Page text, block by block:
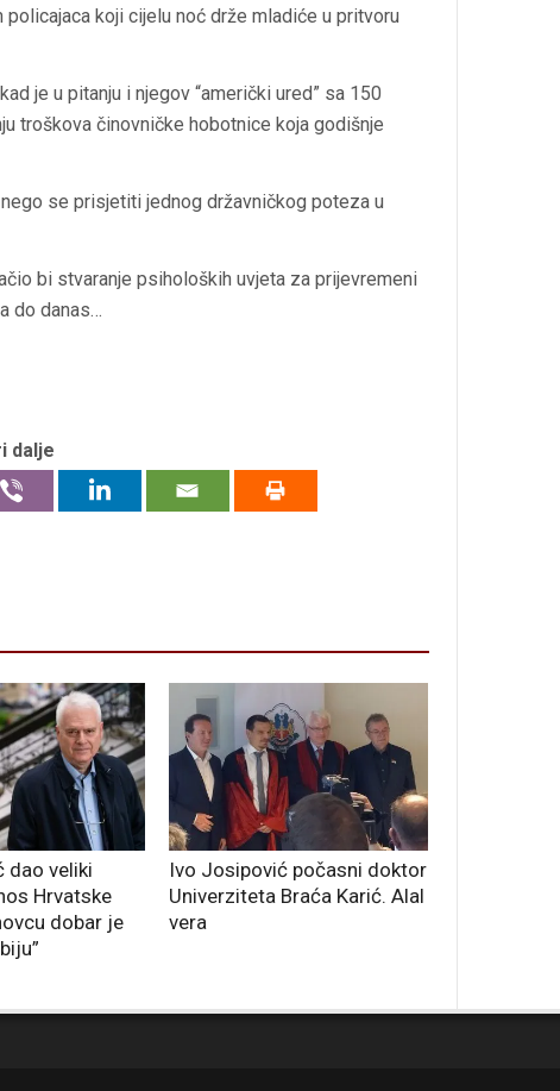
koji cijelu noć drže mladiće u pritvoru
je u pitanju i njegov “američki ured” sa 150
troškova činovničke hobotnice koja godišnje
se prisjetiti jednog državničkog poteza u
bi stvaranje psiholoških uvjeta za prijevremeni
do danas…
dalje
dao veliki
Hrvatske
dobar je
Ivo Josipović počasni doktor
Univerziteta Braća Karić. Alal
vera